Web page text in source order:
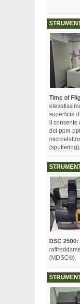
Time of
superficie
II
dei ppm-
DSC 2500:
(MDSC®).